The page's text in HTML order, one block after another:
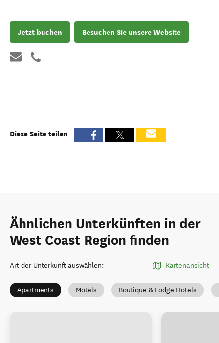
Jetzt buchen Besuchen Sie unsere Website
Diese Seite teilen
Ähnlichen Unterkünften in der
West Coast Region finden
Art der Unterkunft auswählen: Kartenansicht
Apartments Motels Boutique & Lodge Hotels